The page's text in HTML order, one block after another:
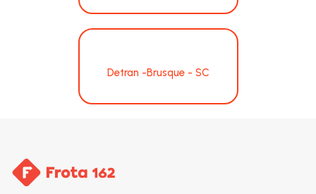
Detran -Brusque - SC